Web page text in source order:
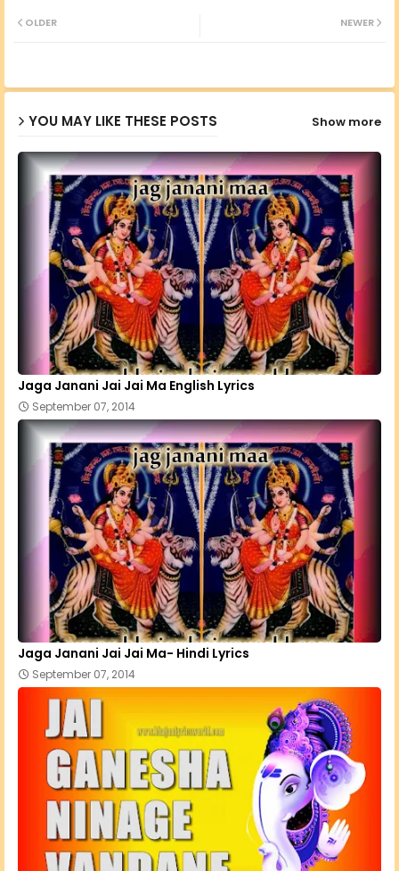
ap
NEWER
OLDER
YOU MAY LIKE THESE POSTS Show more
Jaga Janani Jai Jai Ma English Lyrics
September 07, 2014
Jaga Janani Jai Jai Ma- Hindi Lyrics
September 07, 2014